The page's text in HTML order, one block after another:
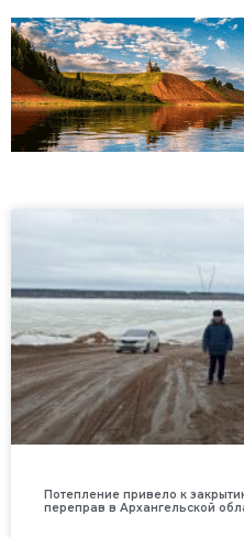
Потепление привело к
переправ в Архангельской